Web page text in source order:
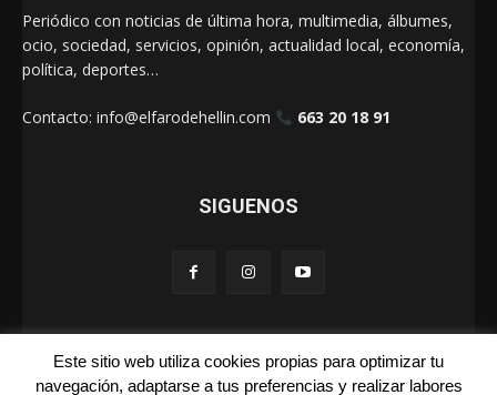
Periódico con noticias de última hora, multimedia, álbumes,
ocio, sociedad, servicios, opinión, actualidad local, economía,
política, deportes…
Contacto: info@elfarodehellin.com 663 20 18 91
SIGUENOS
El Faro de Hellín 2025
Este sitio web utiliza cookies propias para optimizar tu
navegación, adaptarse a tus preferencias y realizar labores